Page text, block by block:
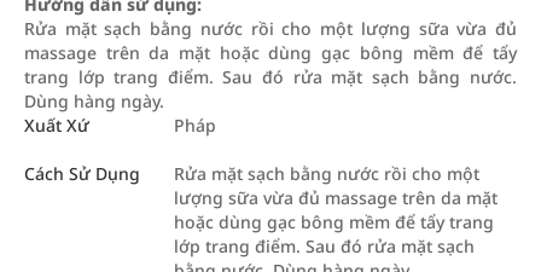
Rửa mặt sạch bằng nước rồi cho một lượng sữa vừa đủ
massage trên da mặt hoặc dùng gạc bông mềm để tẩy
trang lớp trang điểm. Sau đó rửa mặt sạch bằng nước.
Dùng hàng ngày.
Xuất Xứ
Pháp
Cách Sử Dụng
Rửa mặt sạch bằng nước rồi cho một
lượng sữa vừa đủ massage trên da mặt
hoặc dùng gạc bông mềm để tẩy trang
lớp trang điểm. Sau đó rửa mặt sạch